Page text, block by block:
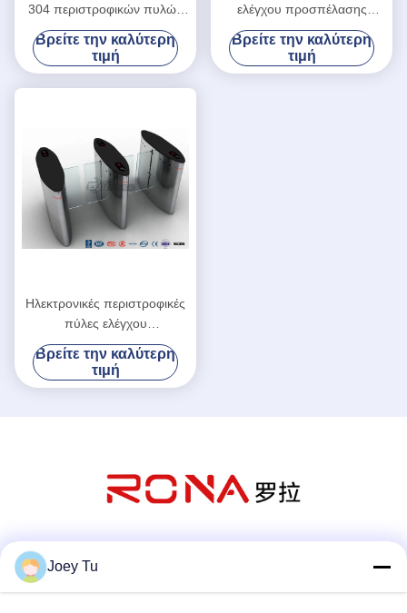
304 περιστροφικών πυλών
χτυπημάτων εισόδων με το
σύστημα αναγνώρισης
δακτυλικών αποτυπωμάτων
Βρείτε την καλύτερη
τιμή
ελέγχου προσπέλασης
ανοξείδωτου
Βρείτε την καλύτερη
τιμή
Ηλεκτρονικές περιστροφικές
πύλες ελέγχου
προσπέλασης
Βρείτε την καλύτερη
τιμή
Joey Tu